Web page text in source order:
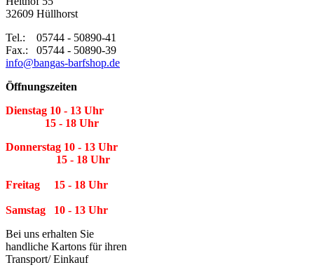
32609 Hüllhorst
Tel.: 05744 - 50890-41
Fax.: 05744 - 50890-39
info@bangas-barfshop.de
Öffnungszeiten
Dienstag 10 - 13 Uhr
15 - 18 Uhr
Donnerstag 10 - 13 Uhr
15 - 18 Uhr
Freitag 15 - 18 Uhr
Samstag 10 - 13 Uhr
Bei uns erhalten Sie
handliche Kartons für ihren
Transport/ Einkauf